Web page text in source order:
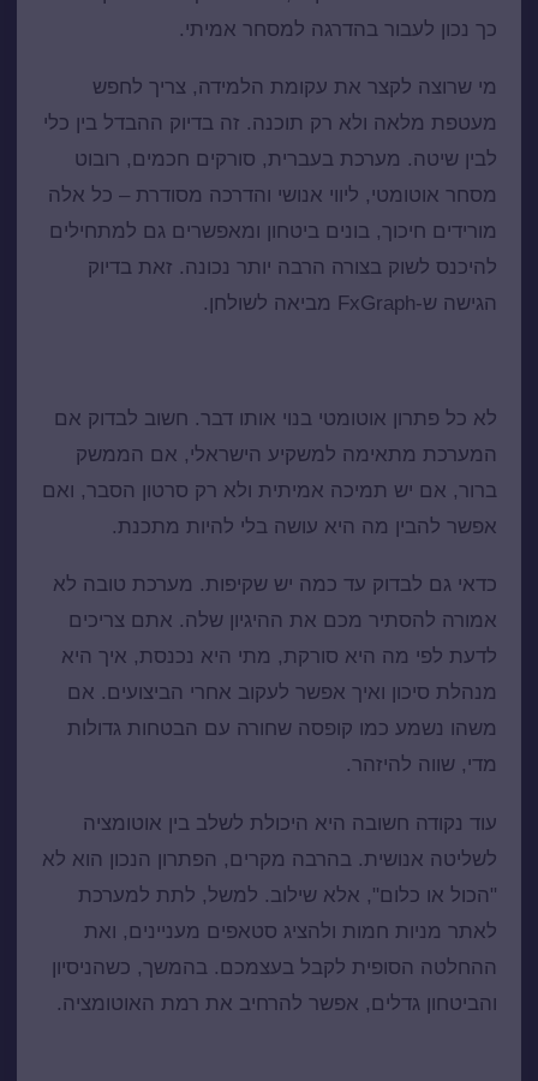
כך נכון לעבור בהדרגה למסחר אמיתי.
מי שרוצה לקצר את עקומת הלמידה, צריך לחפש
מעטפת מלאה ולא רק תוכנה. זה בדיוק ההבדל בין כלי
לבין שיטה. מערכת בעברית, סורקים חכמים, רובוט
מסחר אוטומטי, ליווי אנושי והדרכה מסודרת – כל אלה
מורידים חיכוך, בונים ביטחון ומאפשרים גם למתחילים
להיכנס לשוק בצורה הרבה יותר נכונה. זאת בדיוק
הגישה ש-FxGraph מביאה לשולחן.
לא כל פתרון אוטומטי בנוי אותו דבר. חשוב לבדוק אם
המערכת מתאימה למשקיע הישראלי, אם הממשק
ברור, אם יש תמיכה אמיתית ולא רק סרטון הסבר, ואם
אפשר להבין מה היא עושה בלי להיות מתכנת.
כדאי גם לבדוק עד כמה יש שקיפות. מערכת טובה לא
אמורה להסתיר מכם את ההיגיון שלה. אתם צריכים
לדעת לפי מה היא סורקת, מתי היא נכנסת, איך היא
מנהלת סיכון ואיך אפשר לעקוב אחרי הביצועים. אם
משהו נשמע כמו קופסה שחורה עם הבטחות גדולות
מדי, שווה להיזהר.
עוד נקודה חשובה היא היכולת לשלב בין אוטומציה
לשליטה אנושית. בהרבה מקרים, הפתרון הנכון הוא לא
"הכול או כלום", אלא שילוב. למשל, לתת למערכת
לאתר מניות חמות ולהציג סטאפים מעניינים, ואת
ההחלטה הסופית לקבל בעצמכם. בהמשך, כשהניסיון
והביטחון גדלים, אפשר להרחיב את רמת האוטומציה.